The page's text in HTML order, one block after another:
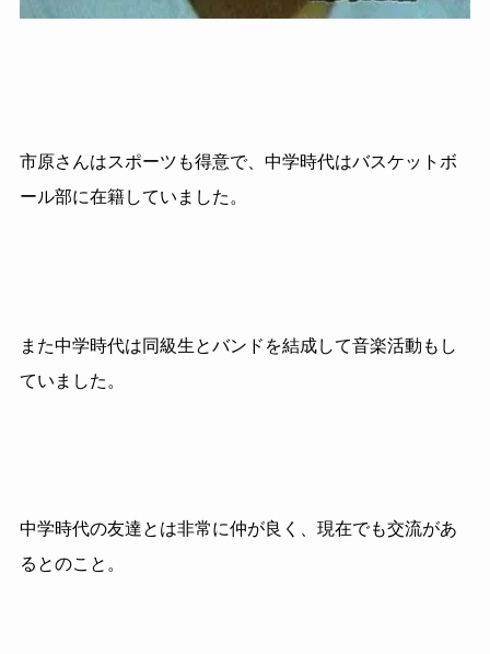
市原さんはスポーツも得意で、中学時代はバスケットボ
ール部に在籍していました。
また中学時代は同級生とバンドを結成して音楽活動もし
ていました。
中学時代の友達とは非常に仲が良く、現在でも交流があ
るとのこと。